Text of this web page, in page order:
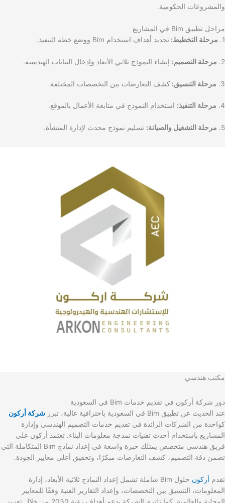
والمشروعات الحكومية.
مراحل تطبيق Bim في المشاريع
1.
مرحلة التخطيط: تحديد أهداف استخدام Bim ووضع خطة التنفيذ.
2. مرحلة التصميم: إنشاء النموذج ثلاثي الأبعاد وإدخال البيانات الهندسية.
3. مرحلة التنسيق: كشف التعارضات بين التخصصات المختلفة.
4. مرحلة التنفيذ: استخدام النموذج في متابعة الأعمال بالموقع.
5. مرحلة التشغيل والصيانة: تسليم نموذج محدث لإدارة المنشأة.
مكتب هندسي
دور شركة أركون في تقديم خدمات Bim في السعودية
عند الحديث عن تطبيق Bim في السعودية باحترافية عالية، تبرز
شركة أركون
كواحدة من الشركات الرائدة في تقديم خدمات التصميم الهندسي وإدارة
المشاريع باستخدام أحدث تقنيات نمذجة معلومات البناء. تعتمد أركون على
فريق هندسي متخصص يمتلك خبرة واسعة في إعداد نماذج Bim المتكاملة التي
تضمن دقة التصميم، كشف التعارضات مبكرًا، وتحقيق أعلى معايير الجودة.
تقدم أركون
حلول Bim شاملة تشمل إعداد النماذج ثلاثية الأبعاد، إدارة
المعلومات، التنسيق بين التخصصات، وإعداد التقارير الفنية وفقًا للمعايير